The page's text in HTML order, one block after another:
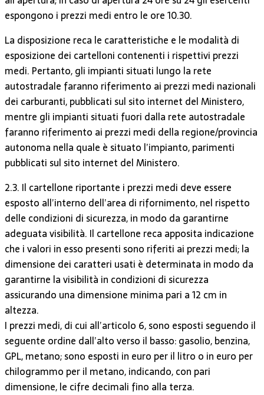
espongono i prezzi medi entro le ore 10.30.
La disposizione reca le caratteristiche e le modalità di
esposizione dei cartelloni contenenti i rispettivi prezzi
medi. Pertanto, gli impianti situati lungo la rete
autostradale faranno riferimento ai prezzi medi nazionali
dei carburanti, pubblicati sul sito internet del Ministero,
mentre gli impianti situati fuori dalla rete autostradale
faranno riferimento ai prezzi medi della regione/provincia
autonoma nella quale è situato l’impianto, parimenti
pubblicati sul sito internet del Ministero.
2.3. Il cartellone riportante i prezzi medi deve essere
esposto all’interno dell’area di rifornimento, nel rispetto
delle condizioni di sicurezza, in modo da garantirne
adeguata visibilità. Il cartellone reca apposita indicazione
che i valori in esso presenti sono riferiti ai prezzi medi; la
dimensione dei caratteri usati è determinata in modo da
garantirne la visibilità in condizioni di sicurezza
assicurando una dimensione minima pari a 12 cm in
altezza.
I prezzi medi, di cui all’articolo 6, sono esposti seguendo il
seguente ordine dall’alto verso il basso: gasolio, benzina,
GPL, metano; sono esposti in euro per il litro o in euro per
chilogrammo per il metano, indicando, con pari
dimensione, le cifre decimali fino alla terza.